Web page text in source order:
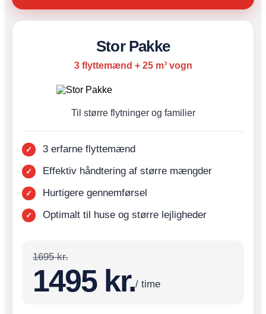
Stor Pakke
3 flyttemænd + 25 m³ vogn
Til større flytninger og familier
3 erfarne flyttemænd
Effektiv håndtering af større mængder
Hurtigere gennemførsel
Optimalt til huse og større lejligheder
1695 kr.
1495 kr./ time